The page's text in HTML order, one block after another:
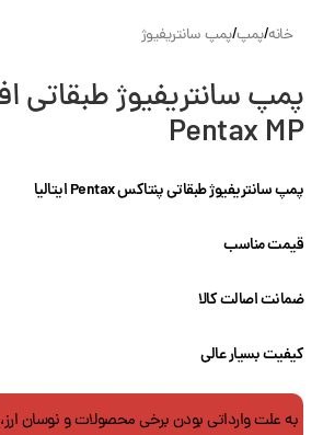
خانه/پمپ/پمپ سانتریفیوژ
پمپ سانتریفیوژ طبقاتی
Pentax MP
پمپ سانتریفیوژ طبقاتی پنتاکس Pentax ایتالیا
قیمت مناسب
ضمانت اصالت کالا
کیفیت بسیار عالی
به علت وارداتی بودن برخی محصولات و نوسان